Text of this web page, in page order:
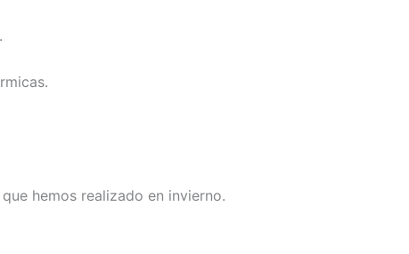
hemos realizado en invierno.